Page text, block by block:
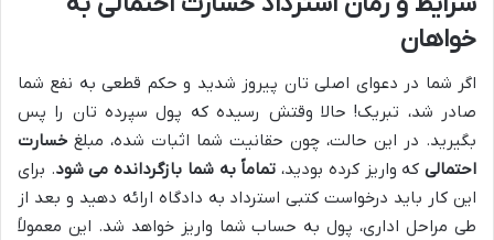
خواهان
اگر شما در دعوای اصلی تان پیروز شدید و حکم قطعی به نفع شما
صادر شد، تبریک! حالا وقتش رسیده که پول سپرده تان را پس
بگیرید. در این حالت، چون حقانیت شما اثبات شده، مبلغ خسارت
احتمالیکه واریز کرده بودید، تماماً به شما بازگردانده می شود. برای
این کار باید درخواست کتبی استرداد به دادگاه ارائه دهید و بعد از
طی مراحل اداری، پول به حساب شما واریز خواهد شد. این معمولاً